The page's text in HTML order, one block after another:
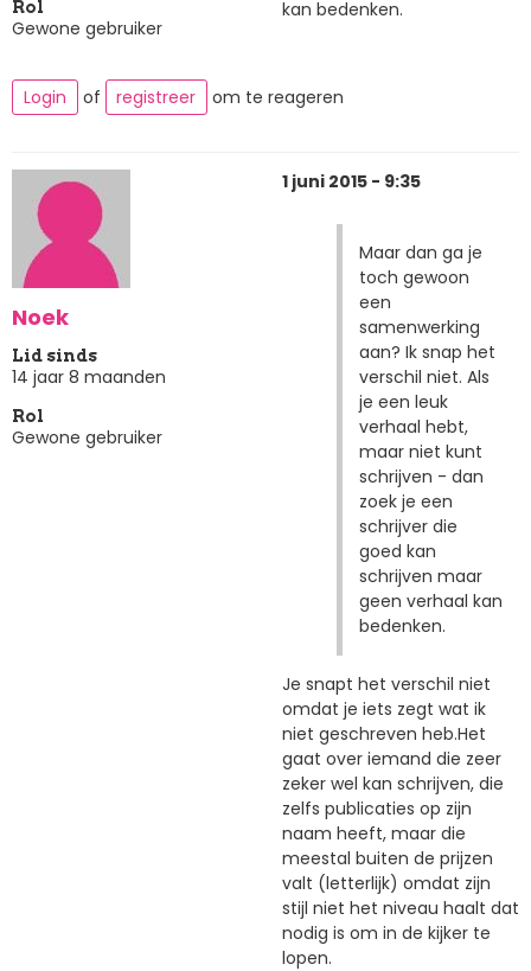
Rol
Gewone gebruiker
kan bedenken.
Login of registreer om te reageren
Noek
Lid sinds
14 jaar 8 maanden
Rol
Gewone gebruiker
1 juni 2015 - 9:35
Maar dan ga je
toch gewoon
een
samenwerking
aan? Ik snap het
verschil niet. Als
je een leuk
verhaal hebt,
maar niet kunt
schrijven - dan
zoek je een
schrijver die
goed kan
schrijven maar
geen verhaal kan
bedenken.
Je snapt het verschil niet
omdat je iets zegt wat ik
niet geschreven heb.Het
gaat over iemand die zeer
zeker wel kan schrijven, die
zelfs publicaties op zijn
naam heeft, maar die
meestal buiten de prijzen
valt (letterlijk) omdat zijn
stijl niet het niveau haalt dat
nodig is om in de kijker te
lopen.